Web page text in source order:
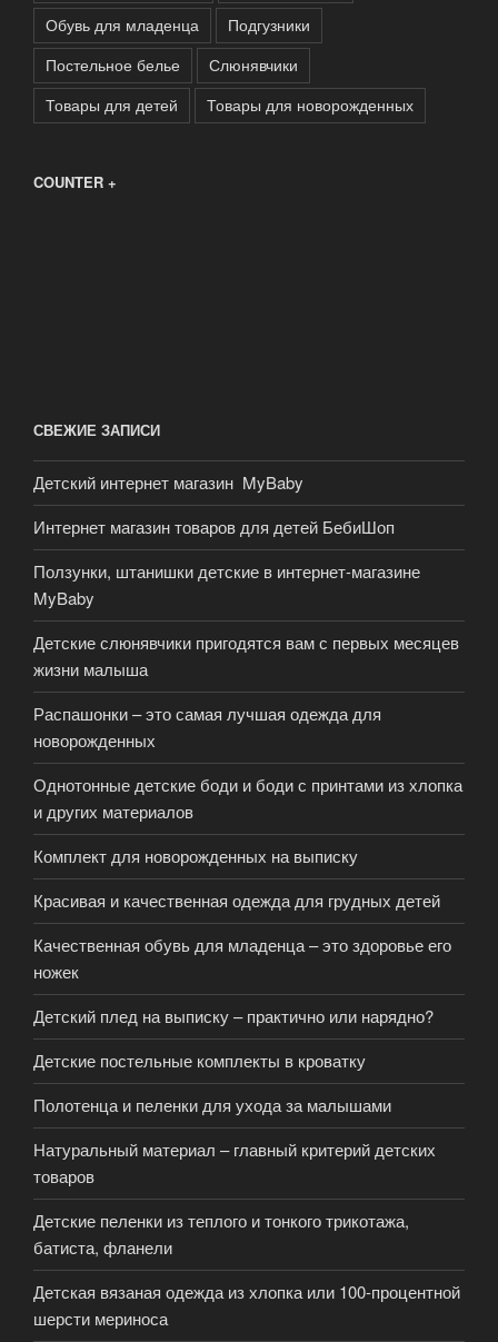
Обувь для младенца
Подгузники
Постельное белье
Слюнявчики
Товары для детей
Товары для новорожденных
COUNTER +
СВЕЖИЕ ЗАПИСИ
Детский интернет магазин MyBaby
Интернет магазин товаров для детей БебиШоп
Ползунки, штанишки детские в интернет-магазине
MyBaby
Детские слюнявчики пригодятся вам с первых месяцев
жизни малыша
Распашонки – это самая лучшая одежда для
новорожденных
Однотонные детские боди и боди с принтами из хлопка
и других материалов
Комплект для новорожденных на выписку
Красивая и качественная одежда для грудных детей
Качественная обувь для младенца – это здоровье его
ножек
Детский плед на выписку – практично или нарядно?
Детские постельные комплекты в кроватку
Полотенца и пеленки для ухода за малышами
Натуральный материал – главный критерий детских
товаров
Детские пеленки из теплого и тонкого трикотажа,
батиста, фланели
Детская вязаная одежда из хлопка или 100-процентной
шерсти мериноса